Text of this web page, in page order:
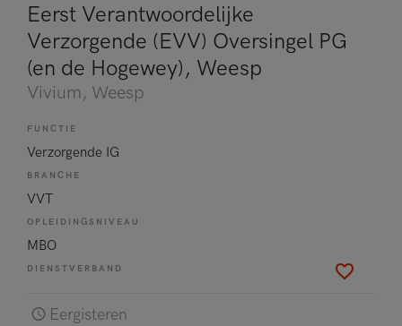
Eerst Verantwoordelijke
Verzorgende (EVV) Oversingel PG
(en de Hogewey), Weesp
Vivium, Weesp
FUNCTIE
Verzorgende IG
BRANCHE
VVT
OPLEIDINGSNIVEAU
MBO
DIENSTVERBAND
Eergisteren